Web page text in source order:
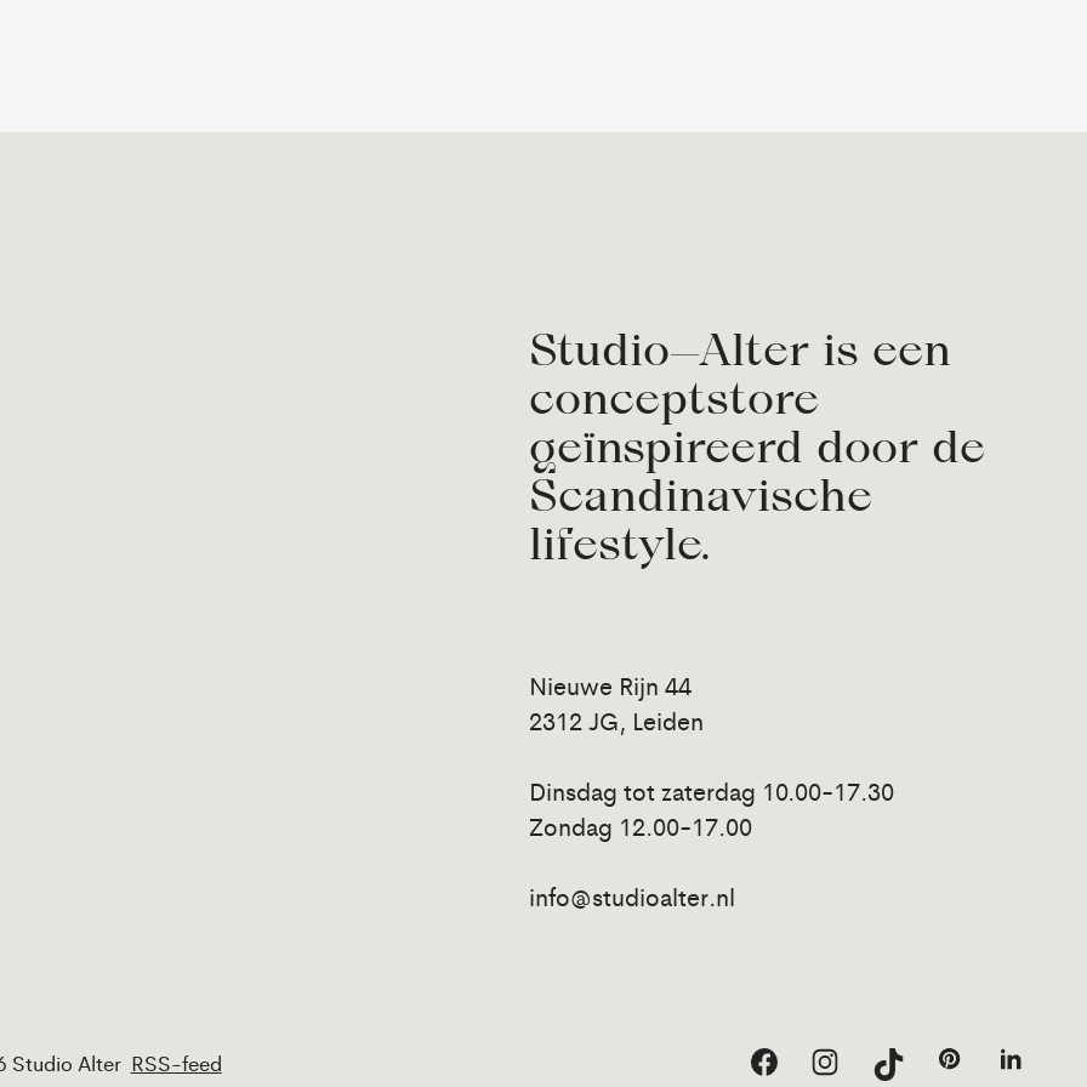
Studio—Alter is een
conceptstore
geïnspireerd door de
Scandinavische
lifestyle.
Nieuwe Rijn 44
2312 JG, Leiden
Dinsdag tot zaterdag 10.00-17.30
Zondag 12.00-17.00
info@studioalter.nl
Studio Alter RSS-feed